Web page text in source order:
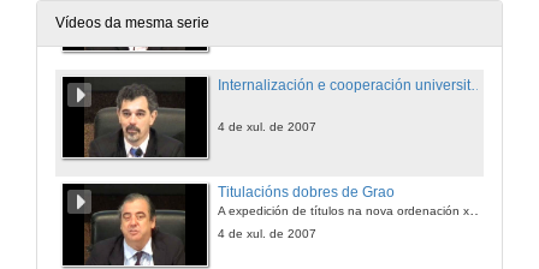
Vídeos da mesma serie
4 de xul. de 2007
Titulacións dobres de Grao
4 de xul. de 2007